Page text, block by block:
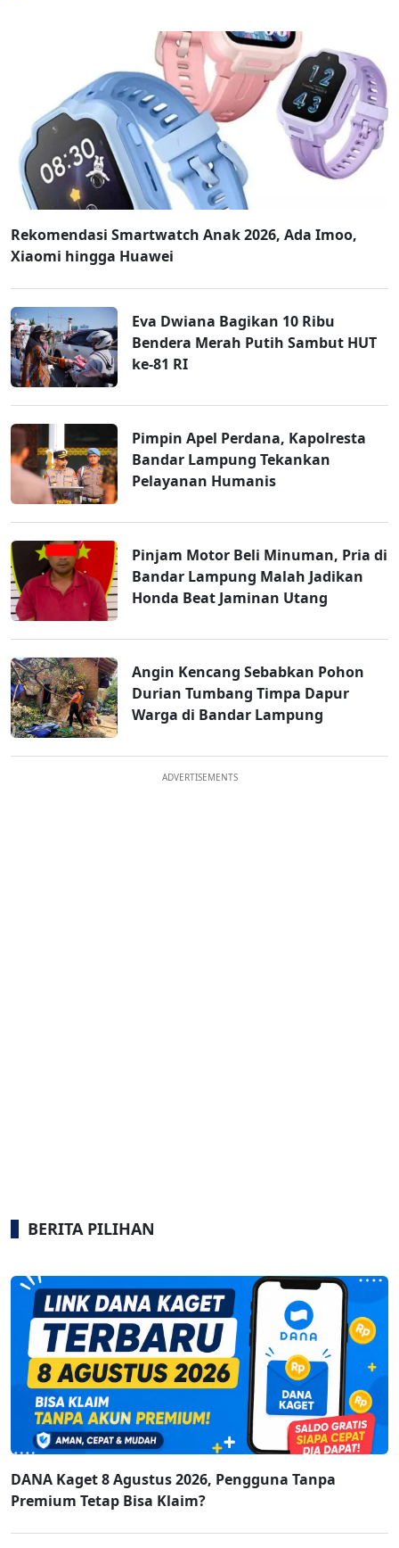
Rekomendasi Smartwatch Anak 2026, Ada Imoo,
Xiaomi hingga Huawei
Eva Dwiana Bagikan 10 Ribu
Bendera Merah Putih Sambut HUT
ke-81 RI
Pimpin Apel Perdana, Kapolresta
Bandar Lampung Tekankan
Pelayanan Humanis
Pinjam Motor Beli Minuman, Pria di
Bandar Lampung Malah Jadikan
Honda Beat Jaminan Utang
Angin Kencang Sebabkan Pohon
Durian Tumbang Timpa Dapur
Warga di Bandar Lampung
ADVERTISEMENTS
BERITA PILIHAN
DANA Kaget 8 Agustus 2026, Pengguna Tanpa
Premium Tetap Bisa Klaim?